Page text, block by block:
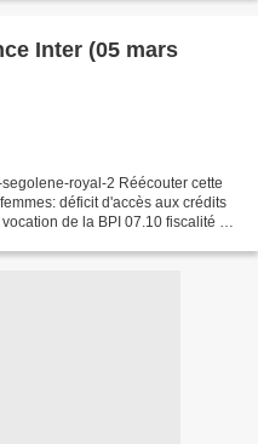
Inter (05 mars
royal-2 Réécouter cette
déficit d'accès aux crédits
de la BPI 07.10 fiscalité et